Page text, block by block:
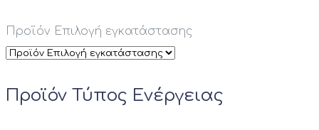
12000btu
Προϊόν Λειτουργία Ψύξης
Προϊόν Επιλογή εγκατάστασης
Προϊόν Τύπος Ενέργειας